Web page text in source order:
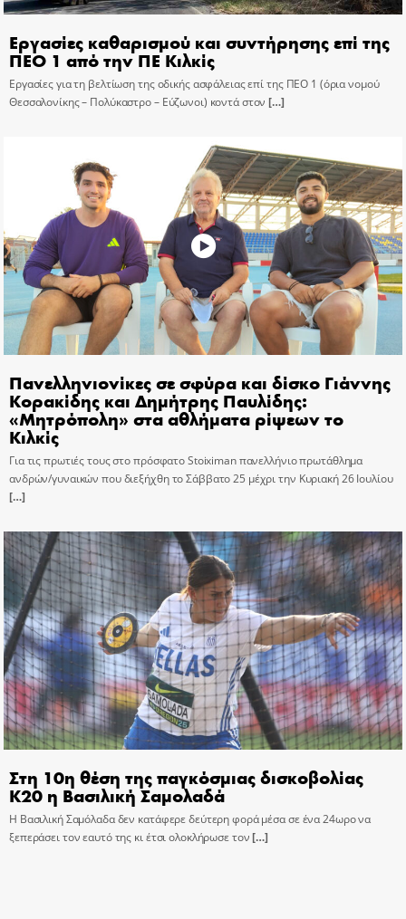
Εργασίες καθαρισμού και συντήρησης επί της
ΠΕΟ 1 από την ΠΕ Κιλκίς
Εργασίες για τη βελτίωση της οδικής ασφάλειας επί της ΠΕΟ 1 (όρια νομού
Θεσσαλονίκης – Πολύκαστρο – Εύζωνοι) κοντά στον […]
Πανελληνιονίκες σε σφύρα και δίσκο Γιάννης
Κορακίδης και Δημήτρης Παυλίδης:
«Μητρόπολη» στα αθλήματα ρίψεων το
Κιλκίς
Για τις πρωτιές τους στο πρόσφατο Stoiximan πανελλήνιο πρωτάθλημα
ανδρών/γυναικών που διεξήχθη το Σάββατο 25 μέχρι την Κυριακή 26 Ιουλίου
[…]
Στη 10η θέση της παγκόσμιας δισκοβολίας
Κ20 η Βασιλική Σαμολαδά
Η Βασιλική Σαμόλαδα δεν κατάφερε δεύτερη φορά μέσα σε ένα 24ωρο να
ξεπεράσει τον εαυτό της κι έτσι ολοκλήρωσε τον[…]